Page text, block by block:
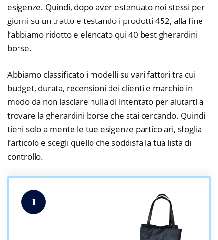
esigenze. Quindi, dopo aver estenuato noi stessi per
giorni su un tratto e testando i prodotti 452, alla fine
l’abbiamo ridotto e elencato qui 40 best gherardini
borse.
Abbiamo classificato i modelli su vari fattori tra cui
budget, durata, recensioni dei clienti e marchio in
modo da non lasciare nulla di intentato per aiutarti a
trovare la gherardini borse che stai cercando. Quindi
tieni solo a mente le tue esigenze particolari, sfoglia
l’articolo e scegli quello che soddisfa la tua lista di
controllo.
1